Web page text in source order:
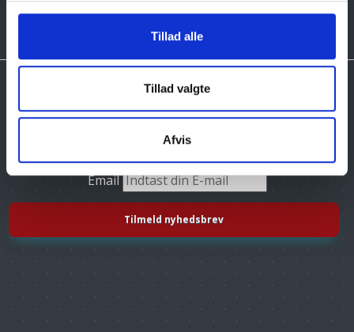
Tillad alle
Tillad valgte
Afvis
Tilmeld dig vores nyhedsbrev, og få gode tilbud
Email